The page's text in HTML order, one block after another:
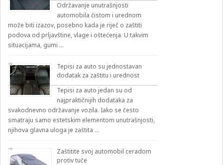
Održavanje unutrašnjosti
automobila čistom i urednom
može biti izazov, posebno kada je riječ o zaštiti
podova od prljavštine, vlage i oštećenja. U takvim
situacijama, gumi …
Tepisi za auto su jednostavan
dodatak za zaštitu i urednost
Tepisi za auto jedan su od
najpraktičnijih dodataka za
svakodnevno održavanje vozila. Iako se često
smatraju samo estetskim elementom unutrašnjosti,
njihova glavna uloga je zaštita …
Zaštitite svoj automobil ceradom
protiv tuče